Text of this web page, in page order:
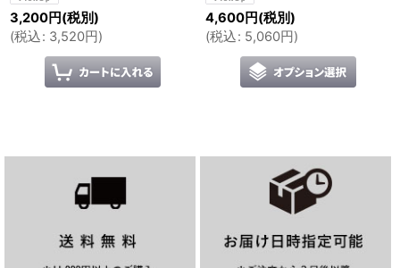
3,200円(税別)
(税込: 3,520円)
4,600円(税別)
(税込: 5,060円)